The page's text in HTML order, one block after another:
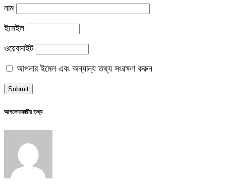
নাম
ইমেইল
ওয়েবসাইট
আপনার ইমেল এবং অন্যান্য তথ্য সংরক্ষণ করুন
আপলোডকারীর তথ্য